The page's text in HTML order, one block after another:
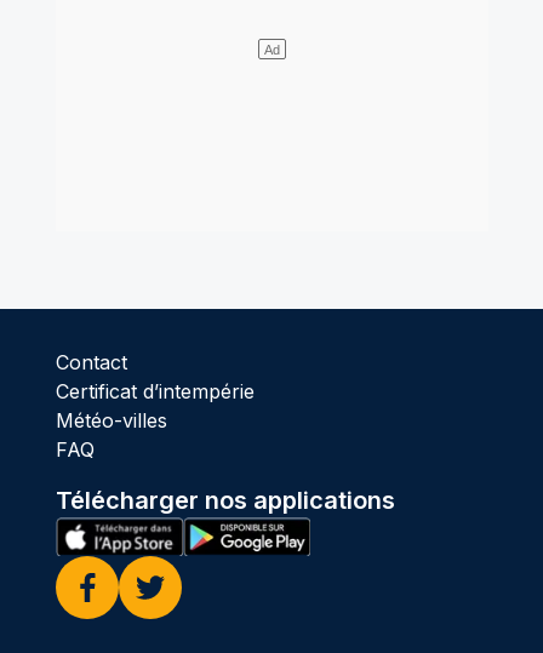
Contact
Certificat d’intempérie
Météo-villes
FAQ
Télécharger nos applications
Facebook
Twitter